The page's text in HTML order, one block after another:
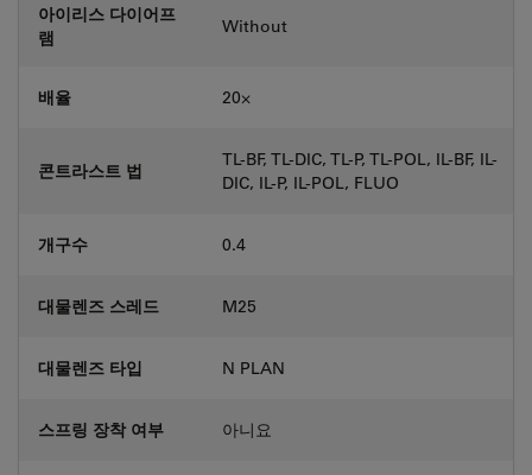
아이리스 다이어프
램
Without
배율 20⨉
콘트라스트 법
TL-BF, TL-DIC, TL-P, TL-POL, IL-BF, IL-
DIC, IL-P, IL-POL, FLUO
개구수 0.4
대물렌즈 스레드 M25
대물렌즈 타입 N PLAN
스프링 장착 여부 아니요